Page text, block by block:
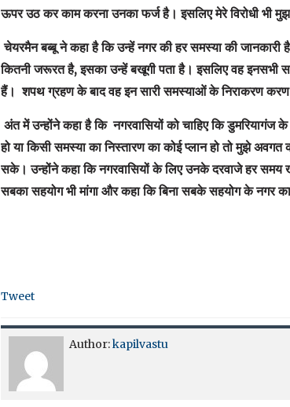
ऊपर उठ कर काम करना उनका फर्ज है। इसलिए मेरे विरोधी भी
चेयरमैन बब्बू ने कहा है कि उन्हें नगर की हर समस्या की
कितनी जरूरत है, इसका उन्हें बखूगी पता है। इसलिए वह इनसभी
हैं। शपथ ग्रहण के बाद वह इन सारी समस्याओं के निराकरण
अंत में उन्होंने कहा है कि नगरवासियों को चाहिए कि डुमरियागंज
हो या किसी समस्या का निस्तारण का कोई प्लान हो तो मुझे अवगत
सके। उन्होंने कहा कि नगरवासियों के लिए उनके दरवाजे हर समय
सबका सहयोग भी मांगा और कहा कि बिना सबके सहयोग के नगर
Tweet
Author:kapilvastu